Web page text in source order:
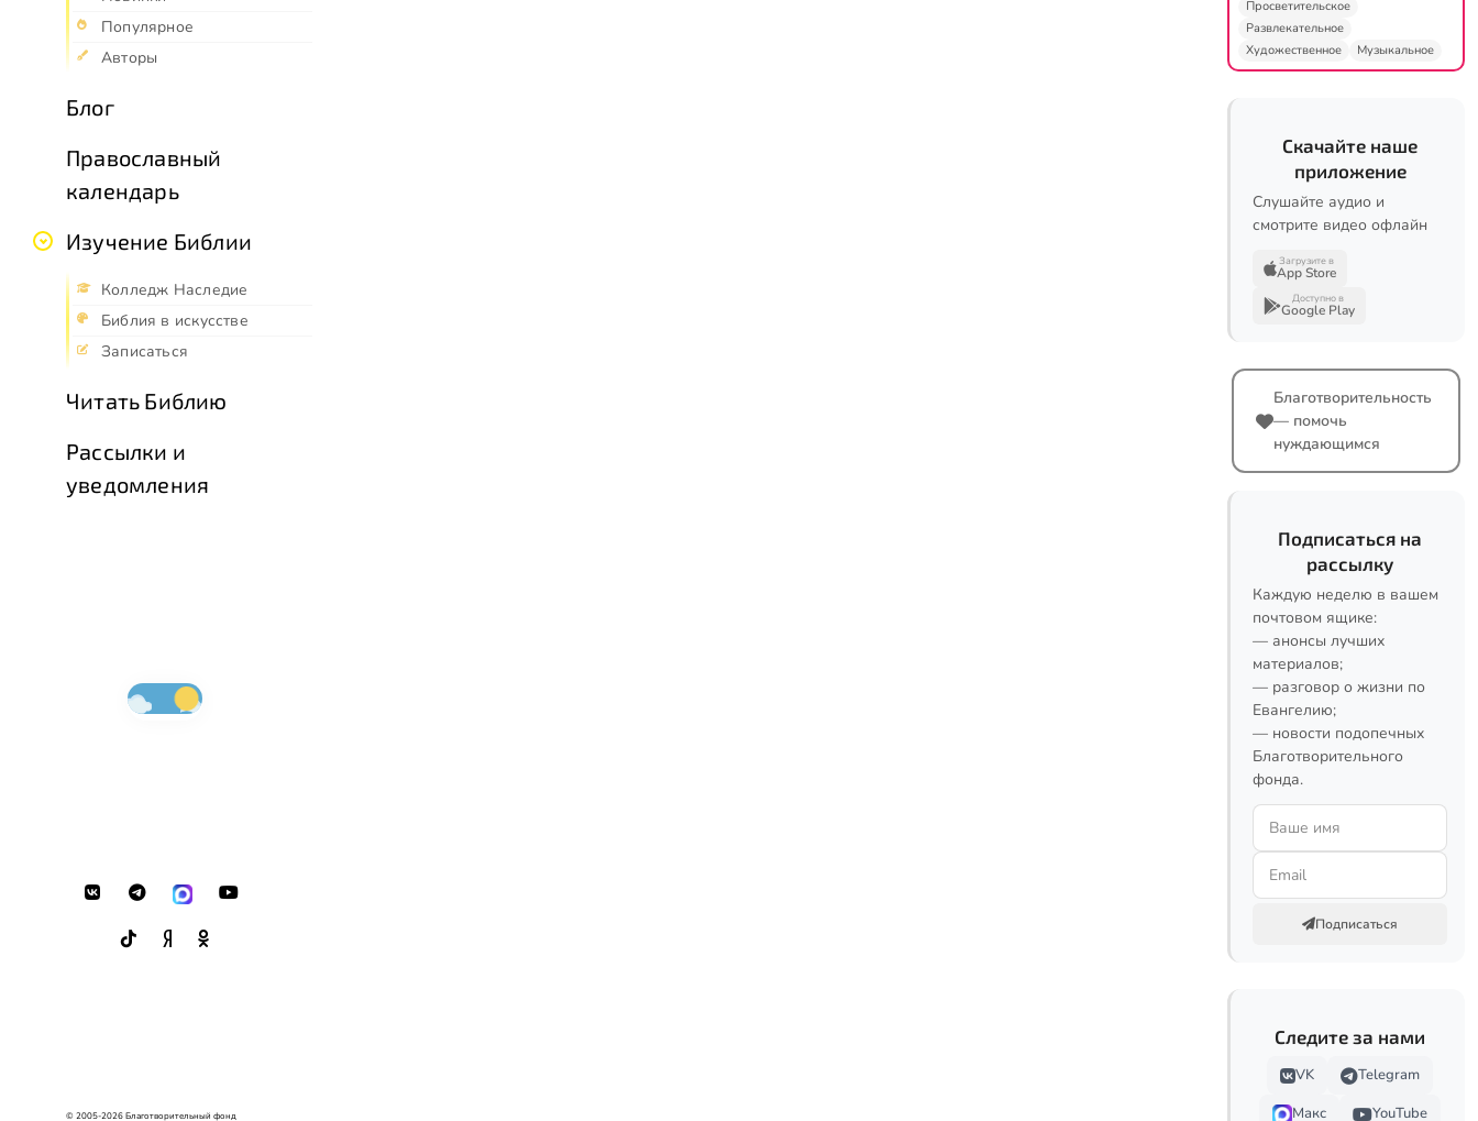
Популярное
Авторы
Блог
Православный
календарь
Изучение Библии
Колледж Наследие
Библия в искусстве
Записаться
Читать Библию
Рассылки и
уведомления
© 2005-2026 Благотворительный фонд
Просветительское
Развлекательное
Художественное
Музыкальное
Скачайте наше
приложение
Слушайте аудио и
смотрите видео офлайн
Загрузите в
App Store
Доступно в
Google Play
Благотворительность
— помочь
нуждающимся
Подписаться на
рассылку
Каждую неделю в вашем
почтовом ящике:
— анонсы лучших
материалов;
— разговор о жизни по
Евангелию;
— новости подопечных
Благотворительного
фонда.
Подписаться
Следите за нами
VK
Telegram
Макс
YouTube